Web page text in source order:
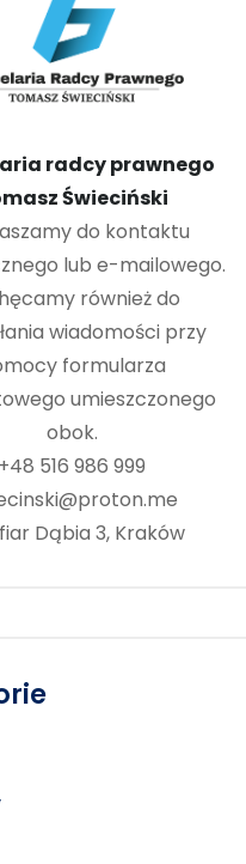
radcy prawnego
Świeciński
do kontaktu
lub e-mailowego.
również do
wiadomości przy
formularza
umieszczonego
obok.
+48 516 986 999
Dąbia 3, Kraków